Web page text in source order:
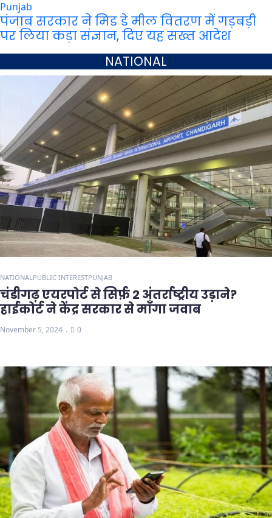
Punjab
पंजाब सरकार ने मिड डे मील वितरण में गड़बड़ी
पर लिया कड़ा संज्ञान, दिए यह सख्त आदेश
NATIONAL
NATIONALPUBLIC INTERESTPUNJAB
चंडीगढ़ एयरपोर्ट से सिर्फ़ 2 अंतर्राष्ट्रीय उड़ाने?
हाईकोर्ट ने केंद्र सरकार से माँगा जवाब
November 5, 2024 0